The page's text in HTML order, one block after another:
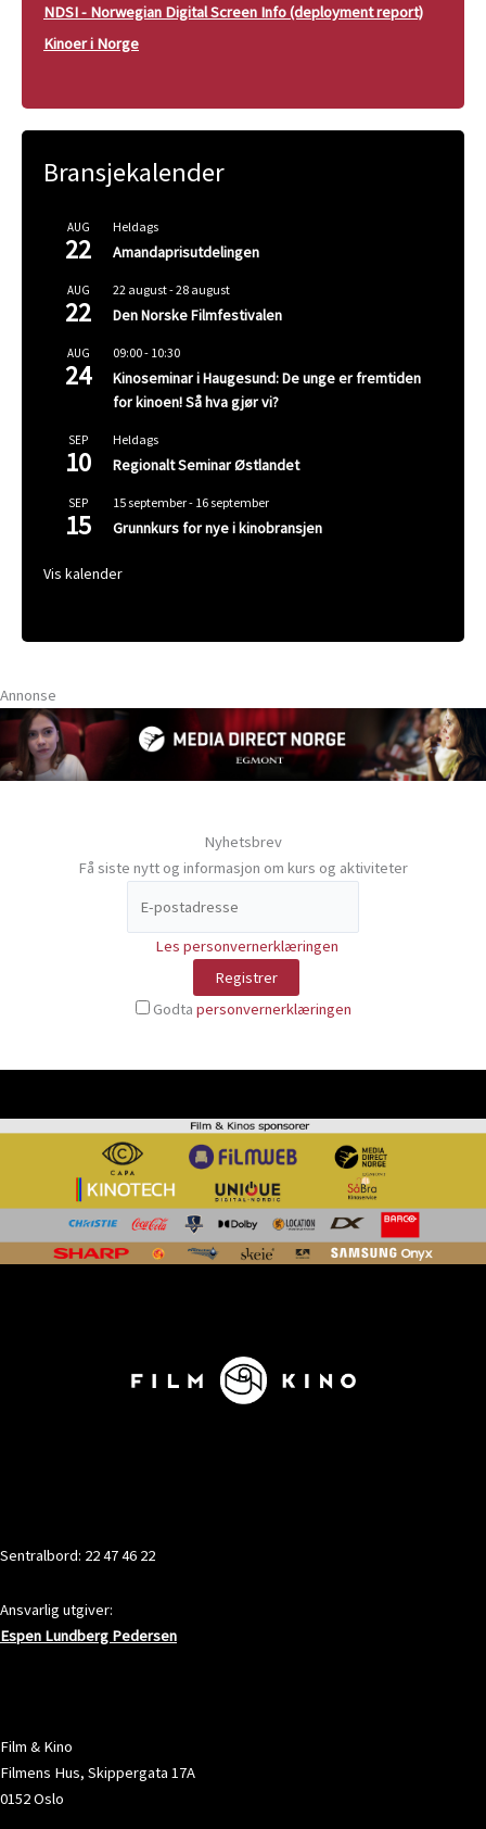
NDSI - Norwegian Digital Screen Info (deployment report)
Kinoer i Norge
Bransjekalender
AUG
22
Heldags
Amandaprisutdelingen
AUG
22
22 august-28 august
Den Norske Filmfestivalen
AUG
24
09:00- 10:30
Kinoseminar i Haugesund: De unge er fremtiden
for kinoen! Så hva gjør vi?
SEP
10
Heldags
Regionalt Seminar Østlandet
SEP
15
15 september- 16 september
Grunnkurs for nye i kinobransjen
Vis kalender
Annonse
Nyhetsbrev
Få siste nytt og informasjon om kurs og aktiviteter
Les personvernerklæringen
Godta personvernerklæringen
Sentralbord: 22 47 46 22
Ansvarlig utgiver:
Espen Lundberg Pedersen
Film & Kino
Filmens Hus, Skippergata 17A
0152 Oslo